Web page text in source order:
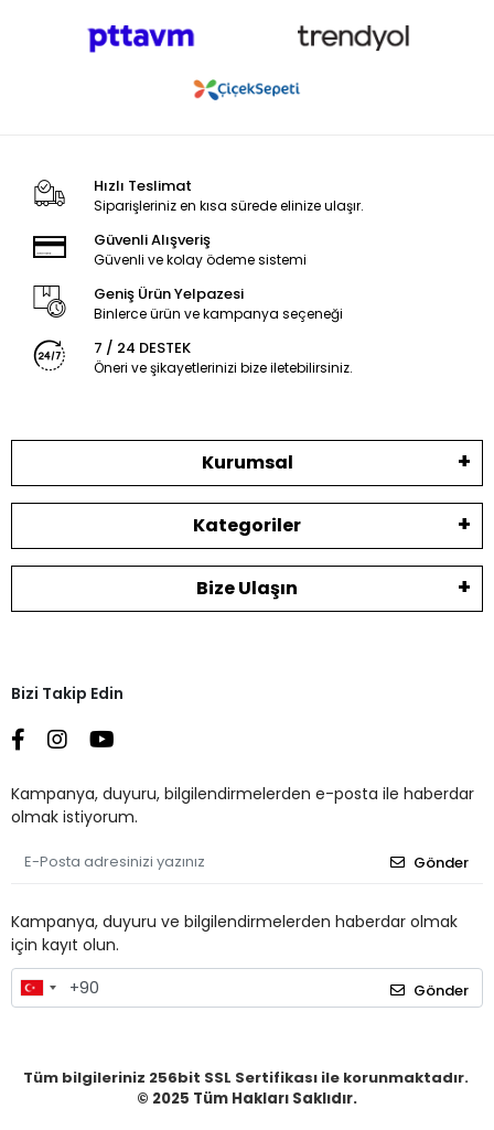
Hızlı Teslimat
Siparişleriniz en kısa sürede elinize ulaşır.
Güvenli Alışveriş
Güvenli ve kolay ödeme sistemi
Geniş Ürün Yelpazesi
Binlerce ürün ve kampanya seçeneği
7 / 24 DESTEK
Öneri ve şikayetlerinizi bize iletebilirsiniz.
Kurumsal
Kategoriler
Bize Ulaşın
Bizi Takip Edin
Kampanya, duyuru, bilgilendirmelerden e-posta ile haberdar
olmak istiyorum.
Gönder
Kampanya, duyuru ve bilgilendirmelerden haberdar olmak
için kayıt olun.
Gönder
Tüm bilgileriniz 256bit SSL Sertifikası ile korunmaktadır.
© 2025 Tüm Hakları Saklıdır.